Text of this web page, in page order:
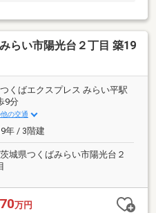
らい市陽光台２丁目 築19
つくばエクスプレス みらい平駅
9分
の交通
年 / 3階建
茨城県つくばみらい市陽光台２
万円